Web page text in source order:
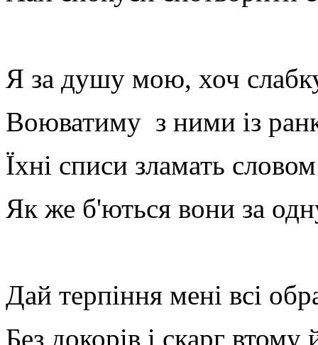
Я за душу мою, хоч
Воюватиму з ними із
Їхні списи зламать
Як же б'ються вони за
Дай терпіння мені всі
Без докорів і скарг